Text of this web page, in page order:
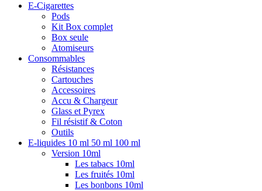
E-Cigarettes
Pods
Kit Box complet
Box seule
Atomiseurs
Consommables
Résistances
Cartouches
Accessoires
Accu & Chargeur
Glass et Pyrex
Fil résistif & Coton
Outils
E-liquides 10 ml 50 ml 100 ml
Version 10ml
Les tabacs 10ml
Les fruités 10ml
Les bonbons 10ml